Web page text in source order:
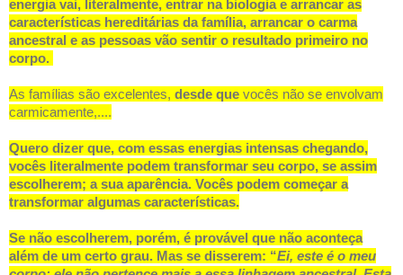
energia vai, literalmente, entrar na biologia e arrancar as
características hereditárias da família, arrancar o carma
ancestral e as pessoas vão sentir o resultado primeiro no
corpo.
As famílias são excelentes, desde que vocês não se envolvam
carmicamente,....
Quero dizer que, com essas energias intensas chegando,
vocês literalmente podem transformar seu corpo, se assim
escolherem; a sua aparência. Vocês podem começar a
transformar algumas características.
Se não escolherem, porém, é provável que não aconteça
além de um certo grau. Mas se disserem: “Ei, este é o meu